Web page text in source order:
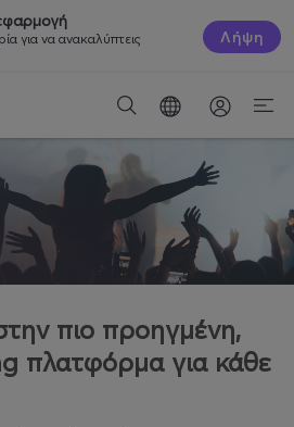
για να ανακαλύπτεις
Λήψη
πιο προηγμένη,
πλατφόρμα για κάθε